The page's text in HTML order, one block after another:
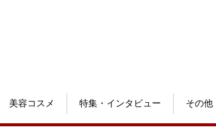
美容コスメ 特集・インタビュー その他